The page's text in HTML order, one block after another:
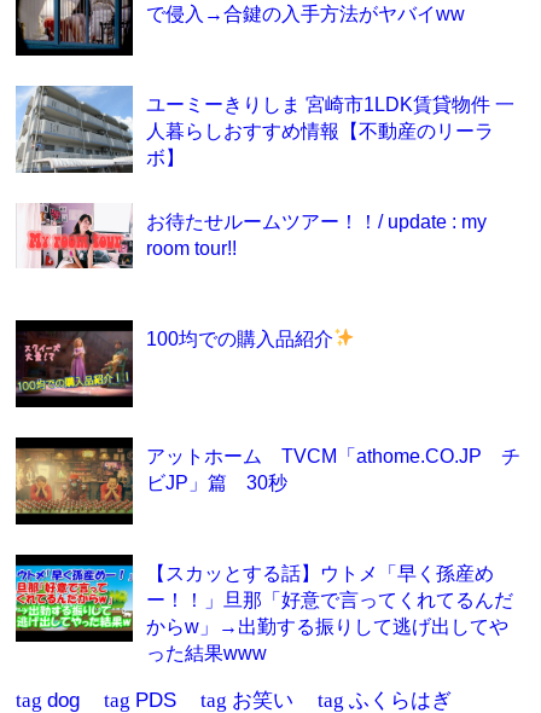
で侵入→合鍵の入手方法がヤバイww
ユーミーきりしま 宮崎市1LDK賃貸物件 一
人暮らしおすすめ情報【不動産のリーラ
ボ】
お待たせルームツアー！！/ update : my
room tour!!
100均での購入品紹介
アットホーム TVCM「athome.CO.JP チ
ビJP」篇 30秒
【スカッとする話】ウトメ「早く孫産め
ー！！」旦那「好意で言ってくれてるんだ
からw」→出勤する振りして逃げ出してや
った結果www
tagdog tag PDS tag お笑い tagふくらはぎ